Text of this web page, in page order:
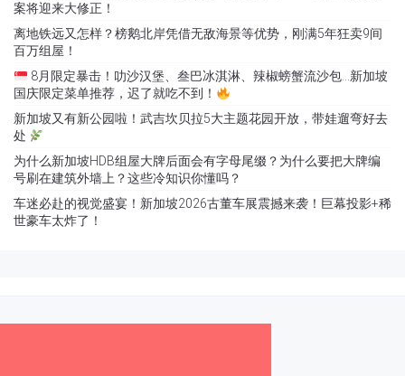
案将迎来大修正！
离地铁远又怎样？榜鹅北岸凭借无敌海景等优势，刚满5年狂卖9间
百万组屋！
8月限定暴击！叻沙汉堡、叁巴冰淇淋、辣椒螃蟹流沙包…新加坡
国庆限定菜单推荐，迟了就吃不到！
新加坡又有新公园啦！武吉坎贝拉5大主题花园开放，带娃遛弯好去
处
为什么新加坡HDB组屋大牌后面会有字母尾缀？为什么要把大牌编
号刷在建筑外墙上？这些冷知识你懂吗？
车迷必赴的视觉盛宴！新加坡2026古董车展震撼来袭！巨幕投影+稀
世豪车太炸了！